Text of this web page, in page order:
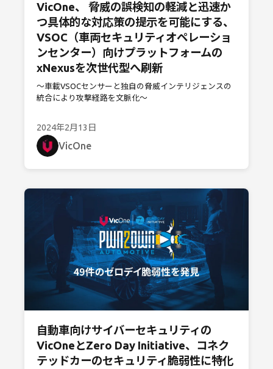
VicOne、 脅威の誤検知の軽減と迅速か
つ具体的な対応策の提示を可能にする、
VSOC（車両セキュリティオペレーショ
ンセンター）向けプラットフォームの
xNexusを次世代型へ刷新
～車載VSOCセンサーと独自の脅威インテリジェンスの
統合により攻撃経路を文脈化～
2024年2月13日
VicOne
自動車向けサイバーセキュリティの
VicOneとZero Day Initiative、コネク
テッドカーのセキュリティ脆弱性に特化